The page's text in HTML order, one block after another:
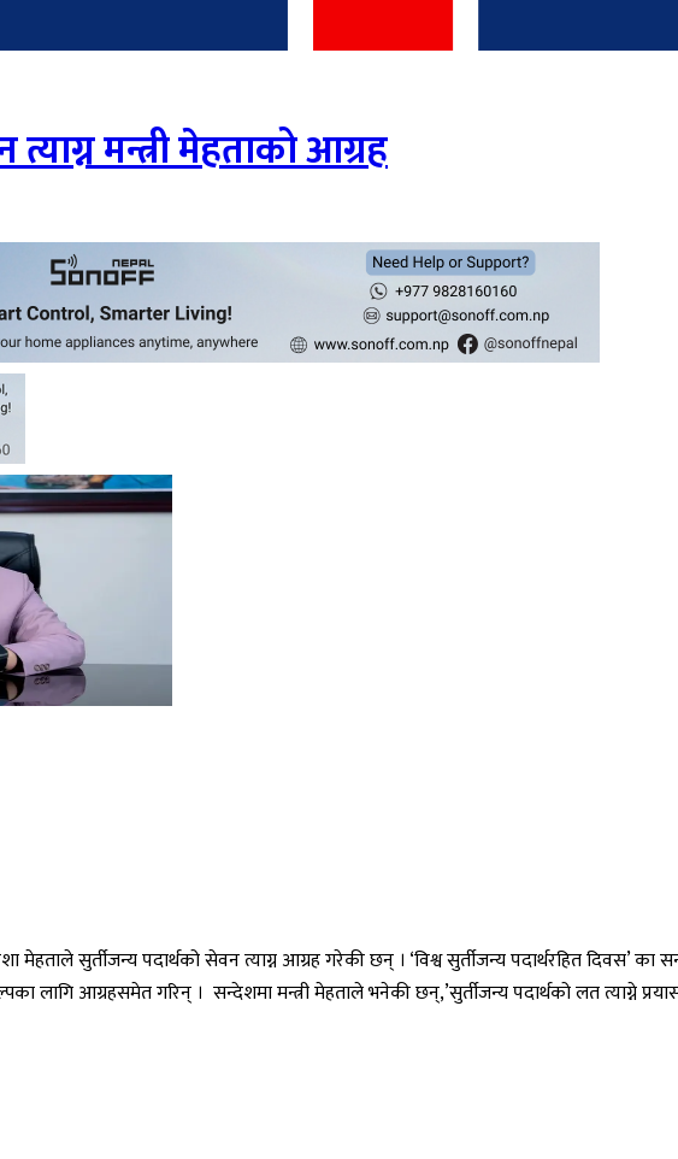
मन्त्री मेहताको आग्रह
मेहताले सुर्तीजन्य पदार्थको सेवन त्याग्न आग्रह गरेकी छन् । ‘विश्व सुर्तीजन्य पदार्थरहित दिवस’
लागि आग्रहसमेत गरिन् । सन्देशमा मन्त्री मेहताले भनेकी छन्,’सुर्तीजन्य पदार्थको लत त्याग्ने